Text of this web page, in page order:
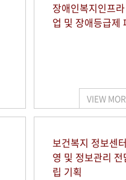
장애인복지인프
업 및 장애등급제
VIEW
보건복지 정보센
영 및 정보관리 전
립 기획